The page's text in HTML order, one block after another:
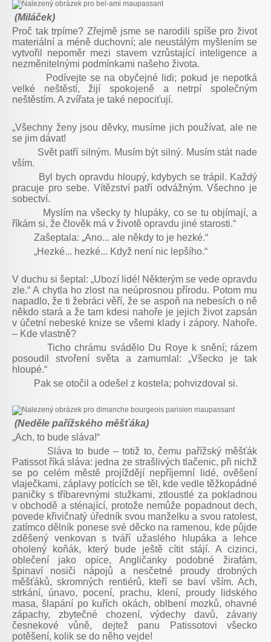
(Miláček)
Proč tak trpíme? Zřejmě jsme se narodili spíše pro život
materiální a méně duchovní; ale neustálým myšlením se
vytvořil nepoměr mezi stavem vzrůstající inteligence a
nezměnitelnými podmínkami našeho života.
Podívejte se na obyčejné lidi; pokud je nepotká
velké neštěstí, žijí spokojeně a netrpí společným
neštěstím. A zvířata je také nepociťují.
„Všechny ženy jsou děvky, musíme jich používat, ale ne
se jim dávat!
Svět patří silným. Musím být silný. Musím stát nade
vším.
Byl bych opravdu hloupý, kdybych se trápil. Každý
pracuje pro sebe. Vítězství patří odvážným. Všechno je
sobectví.
Myslím na všecky ty hlupáky, co se tu objímají, a
říkám si, že člověk má v životě opravdu jiné starosti.“
Zašeptala: „Ano... ale někdy to je hezké.“
„Hezké... hezké... Když není nic lepšího.“
V duchu si šeptal: „Ubozí lidé! Některým se vede opravdu
zle.“ A chytla ho zlost na neúprosnou přírodu. Potom mu
napadlo, že ti žebráci věří, že se aspoň na nebesích o ně
někdo stará a že tam kdesi nahoře je jejich život zapsán
v účetní nebeské knize se všemi klady i zápory. Nahoře.
– Kde vlastně?
Ticho chrámu svádělo Du Roye k snění; rázem
posoudil stvoření světa a zamumlal: „Všecko je tak
hloupé.“
Pak se otočil a odešel z kostela; pohvizdoval si.
(Neděle pařížského měšťáka)
„Ach, to bude sláva!“
Sláva to bude – totiž to, čemu pařížský měšťák
Patissot říká sláva: jedna ze strašlivých tlačenic, při nichž
se po celém městě projíždějí nepříjemní lidé, ověšení
vlaječkami, záplavy potících se těl, kde vedle těžkopádné
paničky s tříbarevnými stužkami, ztloustlé za pokladnou
v obchodě a sténající, protože nemůže popadnout dech,
povede křivičnatý úředník svou manželku a svou ratolest,
zatímco dělník ponese své děcko na ramenou, kde půjde
zděšený venkovan s tváří užaslého hlupáka a lehce
oholený koňák, který bude ještě cítit stájí. A cizinci,
oblečení jako opice, Angličanky podobné žirafám,
špinaví nosiči nápojů a nesčetné proudy drobných
měšťáků, skromných rentiérů, kteří se baví vším. Ach,
strkání, únavo, pocení, prachu, klení, proudy lidského
masa, šlapání po kuřích okách, oblbení mozků, ohavné
zápachy, zbytečné chození, výdechy davů, závany
česnekové vůně, dejtež panu Patissotovi všecko
potěšení, kolik se do něho vejde!